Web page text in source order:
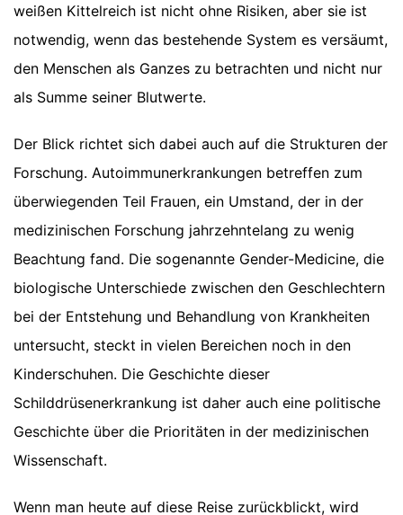
weißen Kittelreich ist nicht ohne Risiken, aber sie ist
notwendig, wenn das bestehende System es versäumt,
den Menschen als Ganzes zu betrachten und nicht nur
als Summe seiner Blutwerte.
Der Blick richtet sich dabei auch auf die Strukturen der
Forschung. Autoimmunerkrankungen betreffen zum
überwiegenden Teil Frauen, ein Umstand, der in der
medizinischen Forschung jahrzehntelang zu wenig
Beachtung fand. Die sogenannte Gender-Medicine, die
biologische Unterschiede zwischen den Geschlechtern
bei der Entstehung und Behandlung von Krankheiten
untersucht, steckt in vielen Bereichen noch in den
Kinderschuhen. Die Geschichte dieser
Schilddrüsenerkrankung ist daher auch eine politische
Geschichte über die Prioritäten in der medizinischen
Wissenschaft.
Wenn man heute auf diese Reise zurückblickt, wird